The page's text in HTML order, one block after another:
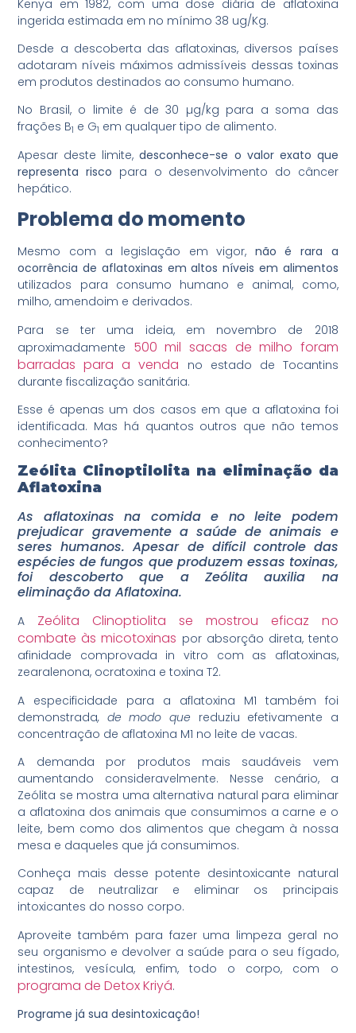
Kenya em 1982, com uma dose diária de aflatoxina
ingerida estimada em no mínimo 38 ug/Kg.
Desde a descoberta das aflatoxinas, diversos países
adotaram níveis máximos admissíveis dessas toxinas
em produtos destinados ao consumo humano.
No Brasil, o limite é de 30 µg/kg para a soma das
frações B1 e G1 em qualquer tipo de alimento.
Apesar deste limite,desconhece-se o valor exato que
representa risco para o desenvolvimento do câncer
hepático.
Problema do momento
Mesmo com a legislação em vigor, não é rara a
ocorrência de aflatoxinas em altos níveis em alimentos
utilizados para consumo humano e animal, como,
milho, amendoim e derivados.
Para se ter uma ideia, em novembro de 2018
aproximadamente 500 mil sacas de milho foram
barradas para a venda no estado de Tocantins
durante fiscalização sanitária.
Esse é apenas um dos casos em que a aflatoxina foi
identificada. Mas há quantos outros que não temos
conhecimento?
Zeólita Clinoptilolita na eliminação da
Aflatoxina
As aflatoxinas na comida e no leite podem
prejudicar gravemente a saúde de animais e
seres humanos. Apesar de difícil controle das
espécies de fungos que produzem essas toxinas,
foi descoberto que a Zeólitaauxilia na
eliminação da Aflatoxina.
A Zeólita Clinoptiolita se mostrou eficaz no
combate às micotoxinas por absorção direta, tento
afinidade comprovada in vitro com as aflatoxinas,
zearalenona, ocratoxina e toxina T2.
A especificidade para a aflatoxina M1 também foi
demonstrada, de modo que reduziu efetivamente a
concentração de aflatoxina M1 no leite de vacas.
A demanda por produtos mais saudáveis vem
aumentando consideravelmente. Nesse cenário, a
Zeólita se mostra uma alternativa natural para eliminar
a aflatoxina dos animais que consumimos a carne e o
leite, bem como dos alimentos que chegam à nossa
mesa e daqueles que já consumimos.
Conheça mais desse potente desintoxicante natural
capaz de neutralizar e eliminar os principais
intoxicantes do nosso corpo.
Aproveite também para fazer uma limpeza geral no
seu organismo e devolver a saúde para o seu fígado,
intestinos, vesícula, enfim, todo o corpo, com o
programa de Detox Kriyá.
Programe já sua desintoxicação!